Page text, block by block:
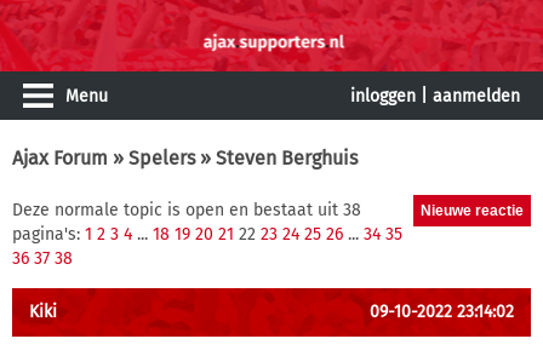
Menu inloggen aanmelden
Ajax Forum » Spelers» Steven Berghuis
Deze normale topic is open en bestaat uit 38
pagina's: 1 2 3 4 ... 18 19 20 21 22 23 24 25 26 ... 34 35
36 37 38
Kiki 09-10-2022 23:14:02